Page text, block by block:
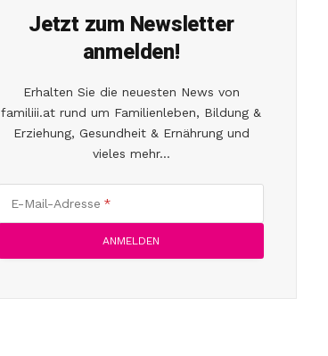
Jetzt zum Newsletter
anmelden!
Erhalten Sie die neuesten News von
familiii.at rund um Familienleben, Bildung &
Erziehung, Gesundheit & Ernährung und
vieles mehr...
E-Mail-Adresse